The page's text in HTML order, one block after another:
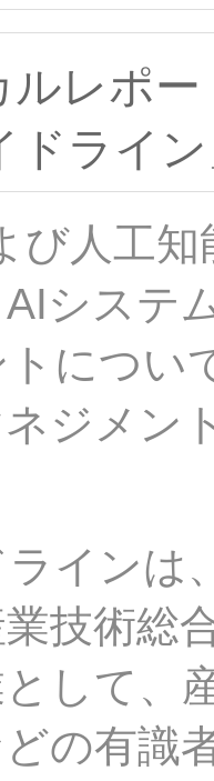
レポー
ドライ
び人工
システ
につい
ジメン
インは
技術総
して、
の有識